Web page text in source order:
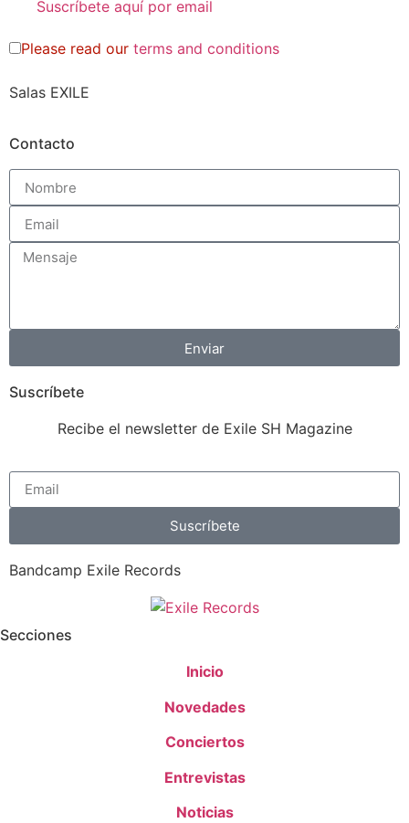
Please read our terms and conditions
Salas EXILE
Contacto
Enviar
Suscríbete
Recibe el newsletter de Exile SH Magazine
Suscríbete
Bandcamp Exile Records
Secciones
Inicio
Novedades
Conciertos
Entrevistas
Noticias